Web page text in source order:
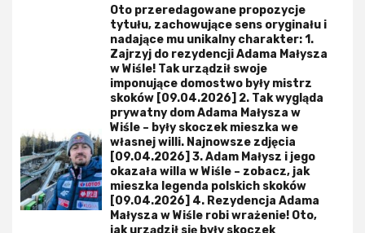
Oto przeredagowane propozycje
tytułu, zachowujące sens oryginału i
nadające mu unikalny charakter: 1.
Zajrzyj do rezydencji Adama Małysza
w Wiśle! Tak urządził swoje
imponujące domostwo były mistrz
skoków [09.04.2026] 2. Tak wygląda
prywatny dom Adama Małysza w
Wiśle – były skoczek mieszka we
własnej willi. Najnowsze zdjęcia
[09.04.2026] 3. Adam Małysz i jego
okazała willa w Wiśle – zobacz, jak
mieszka legenda polskich skoków
[09.04.2026] 4. Rezydencja Adama
Małysza w Wiśle robi wrażenie! Oto,
jak urządził się były skoczek